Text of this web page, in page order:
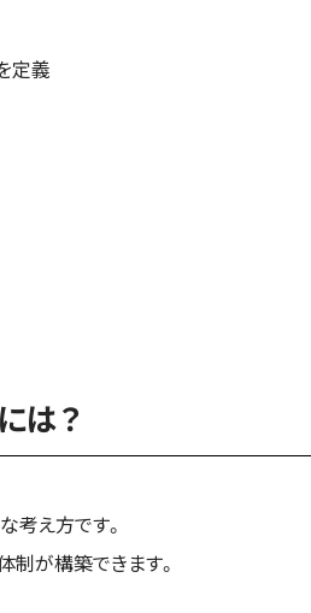
定義
は？
考え方です。
制が構築できます。